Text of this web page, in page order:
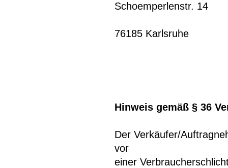
Schoemperlenstr. 14
76185 Karlsruhe
Hinweis gemäß § 36
Der Verkäufer/
vor
einer